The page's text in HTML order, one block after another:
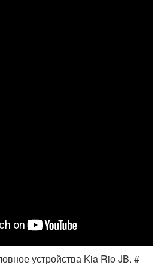
устройства Kia Rio JB. #